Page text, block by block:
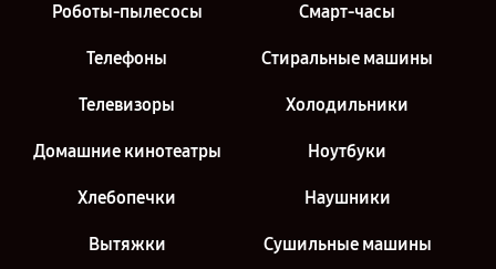
Роботы-пылесосы Смарт-часы
Телефоны Стиральные машины
Телевизоры Холодильники
Домашние кинотеатры Ноутбуки
Хлебопечки Наушники
Вытяжки Сушильные машины